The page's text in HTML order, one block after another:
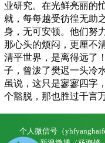
业研究。在光鲜亮丽的
就，每每越受彷徨无助
身，无可安顿。他们努
那心头的烦闷，更厘不
清平世界，是离得远了
子，曾泼了樊迟一头冷
虽说，这只是寥寥四字
个豁脱，那也胜过千言
个人微信号（